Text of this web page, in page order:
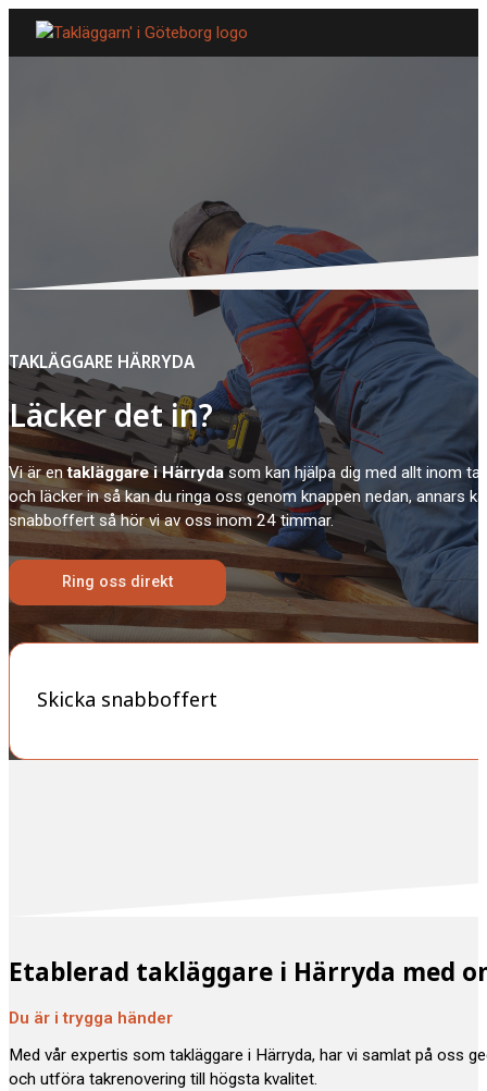
TAKLÄGGARE HÄRRYDA
Läcker det in?
Vi är entakläggare i Härrydasom kan hjälpa dig med allt inom
och läcker in så kan du ringa oss genom knappen nedan, annars
snabboffert så hör vi av oss inom 24 timmar.
Ring oss direkt
Skicka snabboffert
Etablerad takläggare i Härryda med
Du är i trygga händer
Med vår expertis som takläggare i Härryda, har vi samlat på oss
och utföra takrenovering till högsta kvalitet.